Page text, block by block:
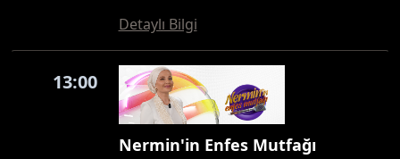
Detaylı Bilgi
13:00
Nermin'in Enfes Mutfağı